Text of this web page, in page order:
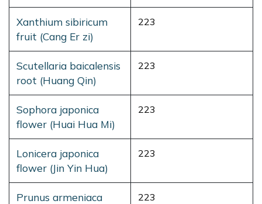
Xanthium sibiricum
fruit (Cang Er zi)
223
Scutellaria baicalensis
root (Huang Qin)
223
Sophora japonica
flower (Huai Hua Mi)
223
Lonicera japonica
flower (Jin Yin Hua)
223
Prunus armeniaca
223